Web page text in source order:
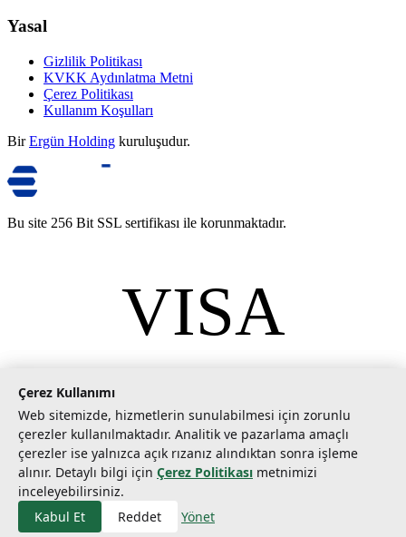
Yasal
Gizlilik Politikası
KVKK Aydınlatma Metni
Çerez Politikası
Kullanım Koşulları
Bir Ergün Holding kuruluşudur.
Bu site 256 Bit SSL sertifikası ile korunmaktadır.
VISA
mastercard
2026Tarımcom Tarım ve Teknoloji A.Ş. Tüm hakları saklıdır.